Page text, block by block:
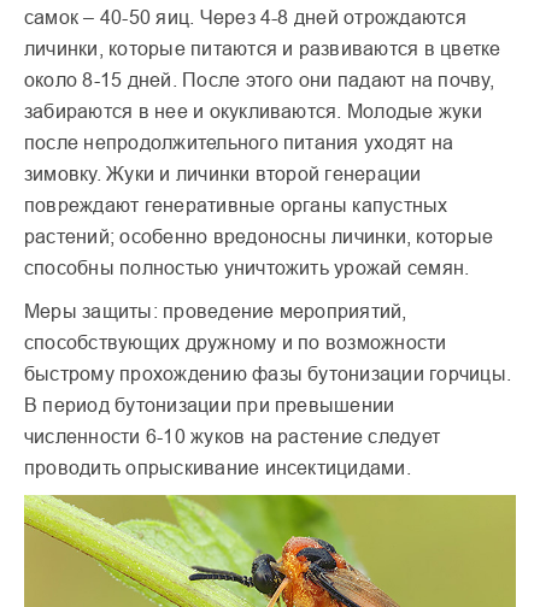
самок – 40-50 яиц. Через 4-8 дней отрождаются
личинки, которые питаются и развиваются в цветке
около 8-15 дней. После этого они падают на почву,
забираются в нее и окукливаются. Молодые жуки
после непродолжительного питания уходят на
зимовку. Жуки и личинки второй генерации
повреждают генеративные органы капустных
растений; особенно вредоносны личинки, которые
способны полностью уничтожить урожай семян.
Меры защиты: проведение мероприятий,
способствующих дружному и по возможности
быстрому прохождению фазы бутонизации горчицы.
В период бутонизации при превышении
численности 6-10 жуков на растение следует
проводить опрыскивание инсектицидами.